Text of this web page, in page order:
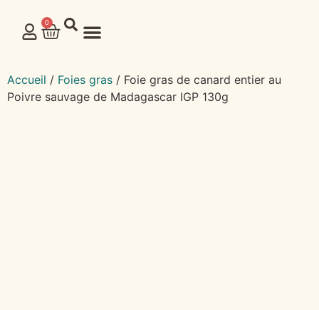
0
Accueil / Foies gras / Foie gras de canard entier au
Poivre sauvage de Madagascar IGP 130g